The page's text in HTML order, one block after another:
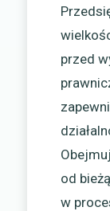
przed
od
w